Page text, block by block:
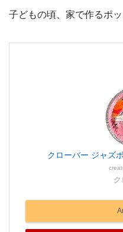
子どもの頃、家で作るポ
クローバー ジャズ
ク